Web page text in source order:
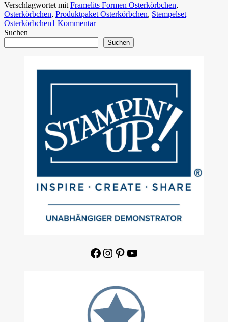
Verschlagwortet mit Framelits Formen Osterkörbchen,
Osterkörbchen, Produktpaket Osterkörbchen, Stempelset
Osterkörbchen1 Kommentar
Suchen
Suchen
Facebook
Instagram
Pinterest
YouTube